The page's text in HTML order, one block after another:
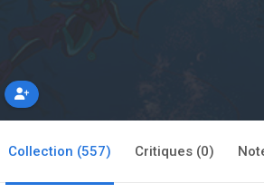
Collection (557) Critiques (0)